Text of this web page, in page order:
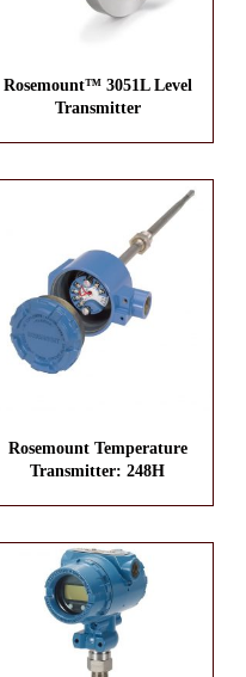
Rosemount™ 3051L Level
Transmitter
Rosemount Temperature
Transmitter: 248H